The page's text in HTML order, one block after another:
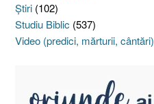
Ştiri (102)
Studiu Biblic (537)
Video (predici, mărturii, cântări)